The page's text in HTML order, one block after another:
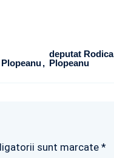
Plopeanu
deputat Rodica
Plopeanu
sunt marcate *